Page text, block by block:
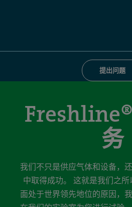
提出问题
务
我们不只是供应气体和设备，
中取得成功。 这就是我们之
面处于世界领先地位的原因，